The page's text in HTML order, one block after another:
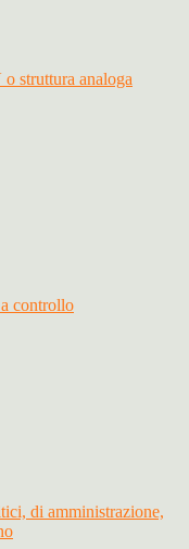
struttura analoga
controllo
di amministrazione,